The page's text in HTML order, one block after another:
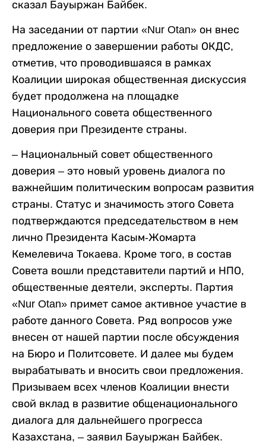
сказал Бауыржан Байбек.
На заседании от партии «Nur Otan» он внес
предложение о завершении работы ОКДС,
отметив, что проводившаяся в рамках
Коалиции широкая общественная дискуссия
будет продолжена на площадке
Национального совета общественного
доверия при Президенте страны.
– Национальный совет общественного
доверия – это новый уровень диалога по
важнейшим политическим вопросам развития
страны. Статус и значимость этого Совета
подтверждаются председательством в нем
лично Президента Касым-Жомарта
Кемелевича Токаева. Кроме того, в состав
Совета вошли представители партий и НПО,
общественные деятели, эксперты. Партия
«Nur Otan» примет самое активное участие в
работе данного Совета. Ряд вопросов уже
внесен от нашей партии после обсуждения
на Бюро и Политсовете. И далее мы будем
вырабатывать и вносить свои предложения.
Призываем всех членов Коалиции внести
свой вклад в развитие общенационального
диалога для дальнейшего прогресса
Казахстана, – заявил Бауыржан Байбек.